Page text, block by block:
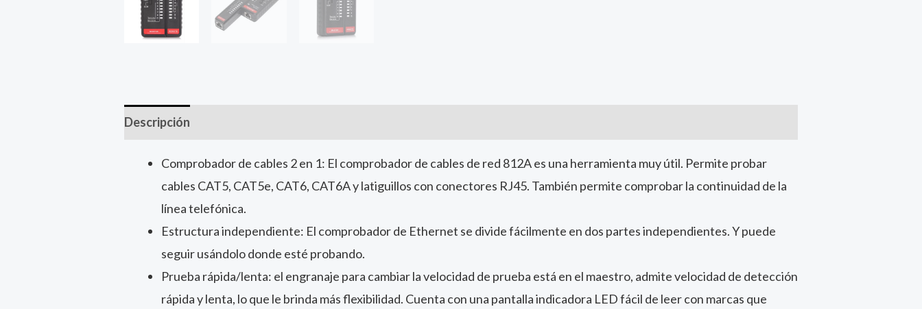
Descripción
Comprobador de cables 2 en 1: El comprobador de cables de red 812A es una herramienta muy útil. Permite probar
cables CAT5, CAT5e, CAT6, CAT6A y latiguillos con conectores RJ45. También permite comprobar la continuidad de la
línea telefónica.
Estructura independiente: El comprobador de Ethernet se divide fácilmente en dos partes independientes. Y puede
seguir usándolo donde esté probando.
Prueba rápida/lenta: el engranaje para cambiar la velocidad de prueba está en el maestro, admite velocidad de detección
rápida y lenta, lo que le brinda más flexibilidad. Cuenta con una pantalla indicadora LED fácil de leer con marcas que